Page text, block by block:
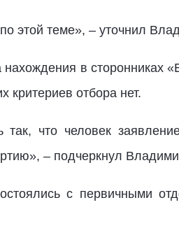
этой теме», – уточнил
в сторонниках
критериев отбора нет.
что человек
– подчеркнул
с первичными